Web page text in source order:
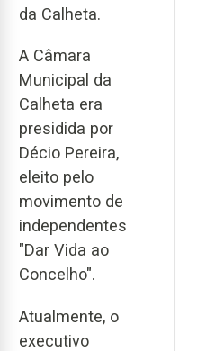
da Calheta.
A Câmara
Municipal da
Calheta era
presidida por
Décio Pereira,
eleito pelo
movimento de
independentes
"Dar Vida ao
Concelho".
Atualmente, o
executivo